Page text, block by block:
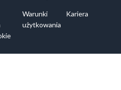
Warunki
użytkowania
Kariera